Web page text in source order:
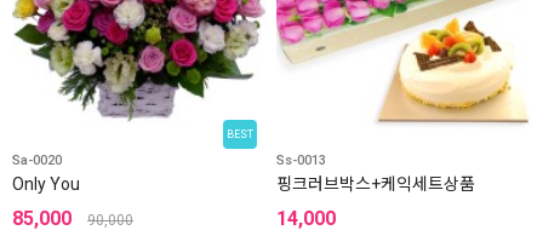
BEST
Sa-0020
Only You
85,000 90,000
Ss-0013
핑크러브박스+케익세트상품
14,000